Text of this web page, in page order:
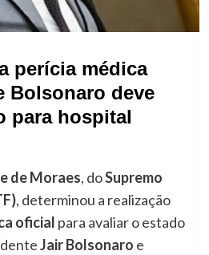
perícia médica
Bolsonaro deve
para hospital
de Moraes, doSupremo
, determinou a realização
oficial para avaliar o estado
Jair Bolsonaro e